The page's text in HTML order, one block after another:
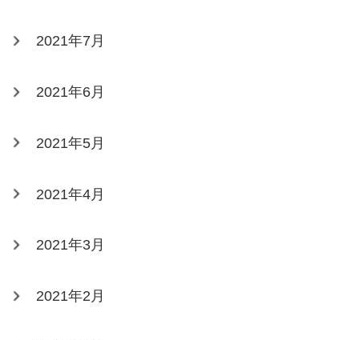
2021年7月
2021年6月
2021年5月
2021年4月
2021年3月
2021年2月